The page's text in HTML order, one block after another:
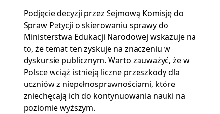
Podjęcie decyzji przez Sejmową Komisję do
Spraw Petycji o skierowaniu sprawy do
Ministerstwa Edukacji Narodowej wskazuje na
to, że temat ten zyskuje na znaczeniu w
dyskursie publicznym. Warto zauważyć, że w
Polsce wciąż istnieją liczne przeszkody dla
uczniów z niepełnosprawnościami, które
zniechęcają ich do kontynuowania nauki na
poziomie wyższym.